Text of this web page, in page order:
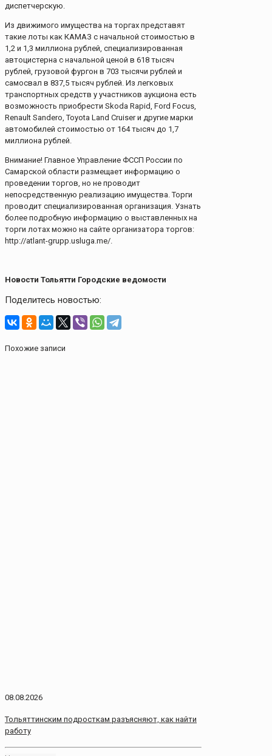
диспетчерскую.
Из движимого имущества на торгах представят
такие лоты как КАМАЗ с начальной стоимостью в
1,2 и 1,3 миллиона рублей, специализированная
автоцистерна с начальной ценой в 618 тысяч
рублей, грузовой фургон в 703 тысячи рублей и
самосвал в 837,5 тысяч рублей. Из легковых
транспортных средств у участников аукциона есть
возможность приобрести Skoda Rapid, Ford Focus,
Renault Sandero, Toyota Land Cruiser и другие марки
автомобилей стоимостью от 164 тысяч до 1,7
миллиона рублей.
Внимание! Главное Управление ФССП России по
Самарской области размещает информацию о
проведении торгов, но не проводит
непосредственную реализацию имущества. Торги
проводит специализированная организация. Узнать
более подробную информацию о выставленных на
торги лотах можно на сайте организатора торгов:
http://atlant-grupp.usluga.me/.
Новости Тольятти Городские ведомости
Поделитесь новостью:
Похожие записи
08.08.2026
Тольяттинским подросткам разъясняют, как найти
работу